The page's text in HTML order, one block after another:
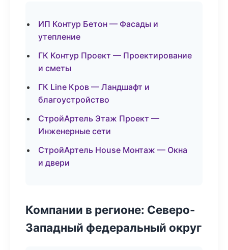
ИП Контур Бетон — Фасады и
утепление
ГК Контур Проект — Проектирование
и сметы
ГК Line Кров — Ландшафт и
благоустройство
СтройАртель Этаж Проект —
Инженерные сети
СтройАртель House Монтаж — Окна
и двери
Компании в регионе: Северо-
Западный федеральный округ